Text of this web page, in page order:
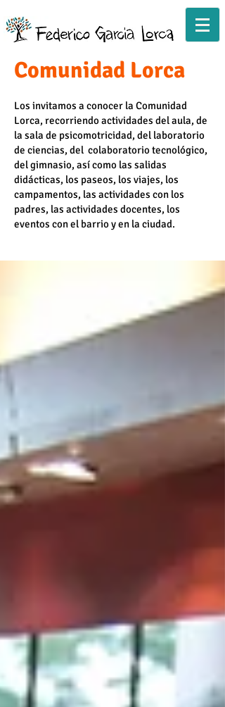
Comunidad Lorca
Los invitamos a conocer la Comunidad
Lorca, recorriendo actividades del aula, de
la sala de psicomotricidad, del laboratorio
de ciencias, del colaboratorio tecnológico,
del gimnasio, así como las salidas
didácticas, los paseos, los viajes, los
campamentos, las actividades con los
padres, las actividades docentes, los
eventos con el barrio y en la ciudad.